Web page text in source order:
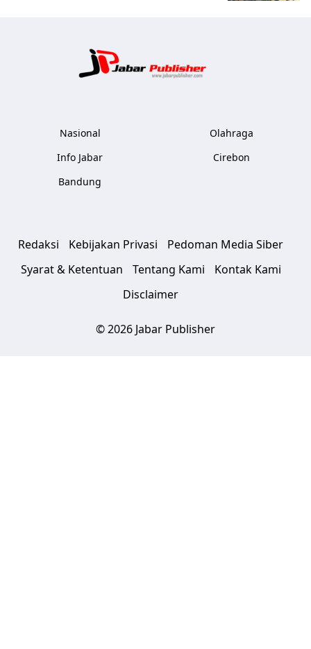
Nasional
Info Jabar
Bandung
Olahraga
Cirebon
Redaksi Kebijakan Privasi
Pedoman Media Siber
Syarat & Ketentuan
Tentang Kami
Kontak Kami
Disclaimer
© 2026 Jabar Publisher